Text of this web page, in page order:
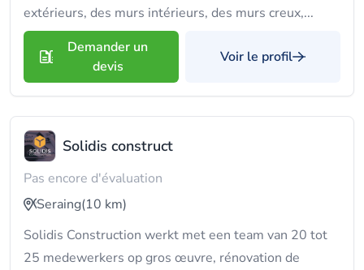
extérieurs, des murs intérieurs, des murs creux,...
Demander un
devis
Voir le profil
Solidis construct
Pas encore d'évaluation
Seraing(10 km)
Solidis Construction werkt met een team van 20 tot
25 medewerkers op gros œuvre, rénovation de